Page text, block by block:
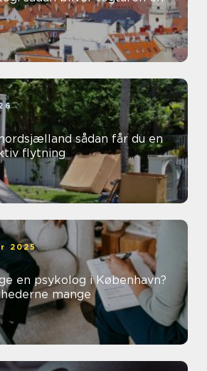
sådan får du en
flytning
2025
en psykolog i København?
mange